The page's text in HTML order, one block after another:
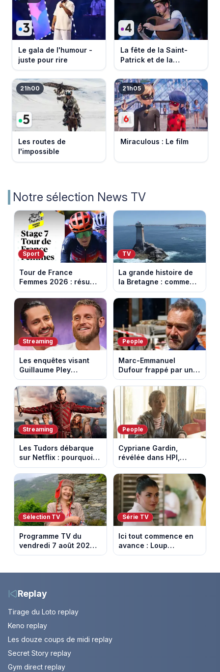
Le gala de l'humour -
juste pour rire
La fête de la Saint-
Patrick et de la
Bretagne
21h00
Les routes de
l'impossible
21h05
Miraculous : Le film
Notre sélection News TV
Sport
Tour de France
Femmes 2026 : résumé
vidéo de la 7e étape
avec l'ascension du
Mont Ventoux
TV
La grande histoire de
la Bretagne : comment
les Bretons ont
défendu leur culture
au fil des décennies
Streaming
Les enquêtes visant
Guillaume Pley
poussent Ragnar Le
Breton à quitter la
tournée Legend
People
Marc-Emmanuel
Dufour frappé par un
terrible incendie : son
chalet part en fumée
Streaming
Les Tudors débarque
sur Netflix : pourquoi la
série n’a rien perdu de
son pouvoir
People
Cypriane Gardin,
révélée dans HPI,
lance une cagnotte
après des difficultés
financières
Sélection TV
Programme TV du
vendredi 7 août 2026 :
notre sélection pour
Série TV
Ici tout commence en
avance : Loup
découvre la trahison
10 août 2026 (spoiler)
Replay
Tirage du Loto replay
Keno replay
Les douze coups de midi replay
Secret Story replay
Gym direct replay